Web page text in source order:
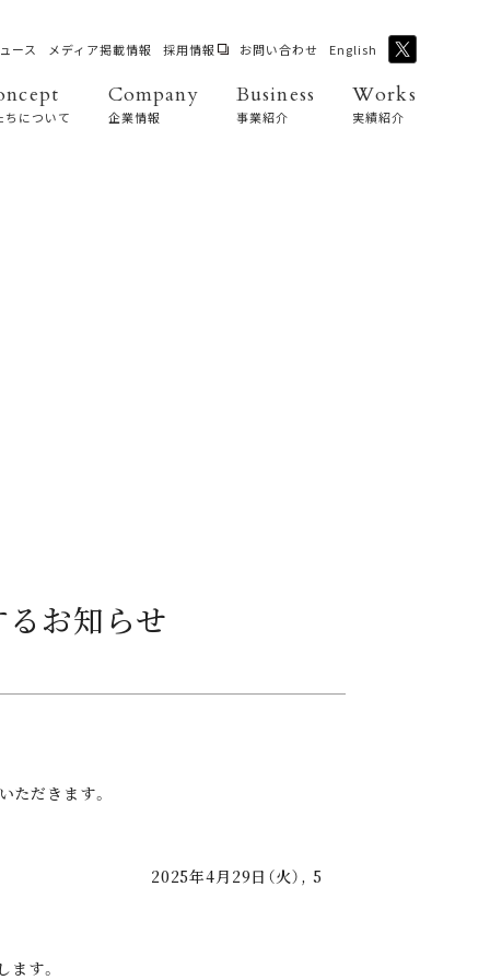
ース メディア掲載情報 採用情報 お問い合わせ English
ちについて
Company
企業情報
Business
事業紹介
Works
実績紹介
お知らせ
させていただきます。
（火）, 5
ます。